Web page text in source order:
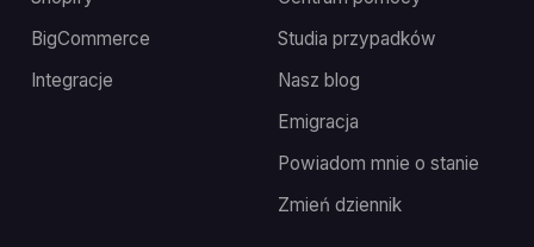
Studia przypadków
Nasz blog
Emigracja
Powiadom mnie o stanie
Zmień dziennik
BigCommerce
Integracje